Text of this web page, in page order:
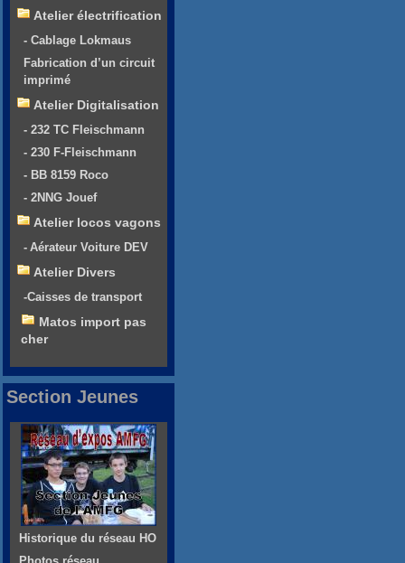
Atelier électrification
- Cablage Lokmaus
Fabrication d’un circuit
imprimé
Atelier Digitalisation
- 232 TC Fleischmann
- 230 F-Fleischmann
- BB 8159 Roco
- 2NNG Jouef
Atelier locos vagons
- Aérateur Voiture DEV
Atelier Divers
-Caisses de transport
Matos import pas
cher
Section Jeunes
Historique du réseau HO